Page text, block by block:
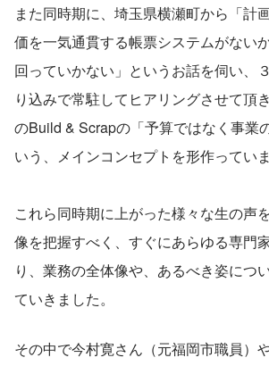
また同時期に、埼玉県横瀬町から「計
価を一気通貫する帳票システムがない
回っていかない」というお話を伺い、
り込みで常駐してヒアリングさせて頂
のBuild & Scrapの「予算ではなく事業
いう、メインコンセプトを形作っていま
これら同時期に上がった様々な生の声
像を把握すべく、すぐにあらゆる専門
り、業務の全体像や、あるべき姿につ
ていきました。
その中で今村寛さん（元福岡市職員）